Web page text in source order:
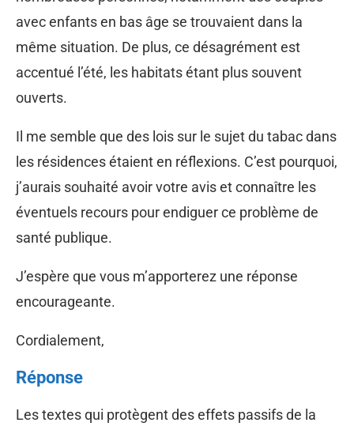
avec enfants en bas âge se trouvaient dans la
même situation. De plus, ce désagrément est
accentué l’été, les habitats étant plus souvent
ouverts.
Il me semble que des lois sur le sujet du tabac dans
les résidences étaient en réflexions. C’est pourquoi,
j’aurais souhaité avoir votre avis et connaître les
éventuels recours pour endiguer ce problème de
santé publique.
J’espère que vous m’apporterez une réponse
encourageante.
Cordialement,
Réponse
Les textes qui protègent des effets passifs de la